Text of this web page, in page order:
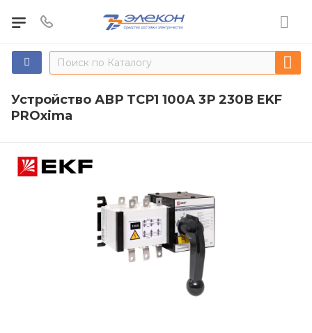
Устройство АВР ТСР1 100А 3Р 230В EKF
PROxima